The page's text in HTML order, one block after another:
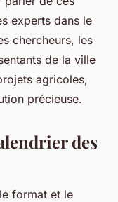
experts dans le
chercheurs, les
de la ville
agricoles,
précieuse.
des
format et le